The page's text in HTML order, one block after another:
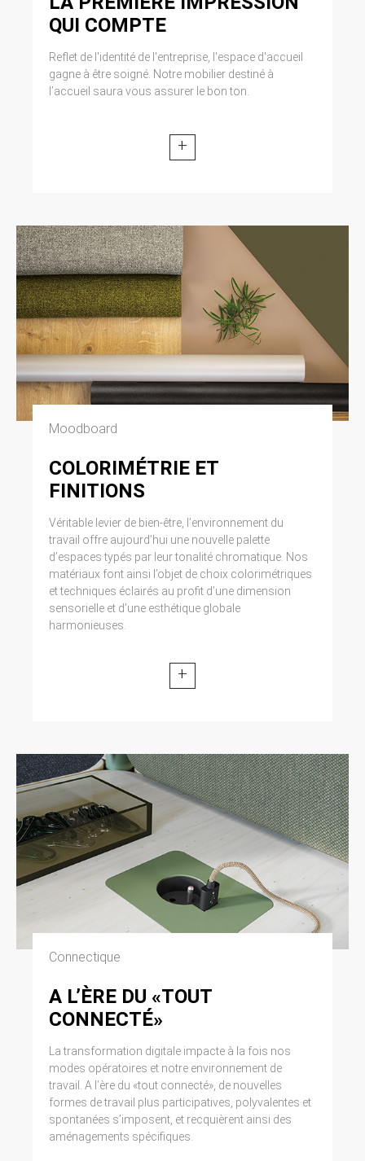
QUI COMPTE
Reflet de l'identité de l'entreprise, l'espace d'accueil
gagne à être soigné. Notre mobilier destiné à
l’accueil saura vous assurer le bon ton.
+
Moodboard
COLORIMÉTRIE ET
FINITIONS
Véritable levier de bien-être, l’environnement du
travail offre aujourd’hui une nouvelle palette
d’espaces typés par leur tonalité chromatique. Nos
matériaux font ainsi l’objet de choix colorimétriques
et techniques éclairés au profit d’une dimension
sensorielle et d’une esthétique globale
harmonieuses.
+
Connectique
A L’ÈRE DU «TOUT
CONNECTÉ»
La transformation digitale impacte à la fois nos
modes opératoires et notre environnement de
travail. A l’ère du «tout connecté», de nouvelles
formes de travail plus participatives, polyvalentes et
spontanées s’imposent, et recquièrent ainsi des
aménagements spécifiques.